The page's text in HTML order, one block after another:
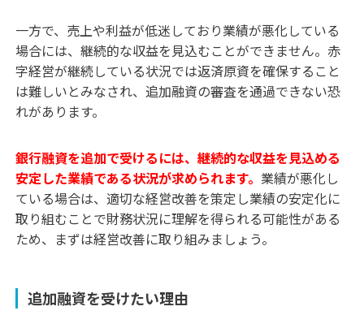
一方で、売上や利益が低迷しており業績が悪化している
場合には、継続的な収益を見込むことができません。赤
字経営が継続している状況では返済原資を確保すること
は難しいとみなされ、追加融資の審査を通過できない恐
れがあります。
銀行融資を追加で受けるには、継続的な収益を見込める
安定した業績である状況が求められます。 業績が悪化し
ている場合は、適切な経営改善を策定し業績の安定化に
取り組むことで財務状況に理解を得られる可能性がある
ため、まずは経営改善に取り組みましょう。
追加融資を受けたい理由